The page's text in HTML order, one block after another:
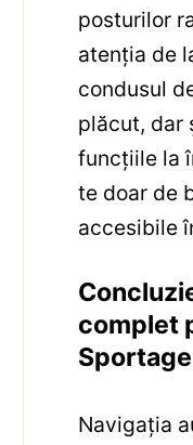
posturilor
atenția de
condusul
plăcut, dar
funcțiile la
te doar de
accesibile
complet
Navigația